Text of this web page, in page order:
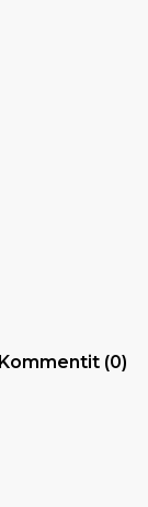
Kommentit (0)